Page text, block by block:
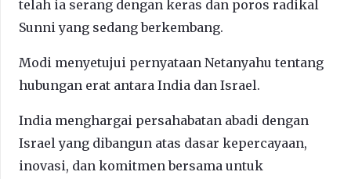
telah ia serang dengan keras dan poros radikal
Sunni yang sedang berkembang.
Modi menyetujui pernyataan Netanyahu tentang
hubungan erat antara India dan Israel.
India menghargai persahabatan abadi dengan
Israel yang dibangun atas dasar kepercayaan,
inovasi, dan komitmen bersama untuk